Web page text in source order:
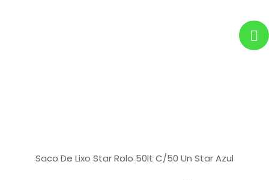
Saco De Lixo Star Rolo 50lt C/50 Un Star Azul